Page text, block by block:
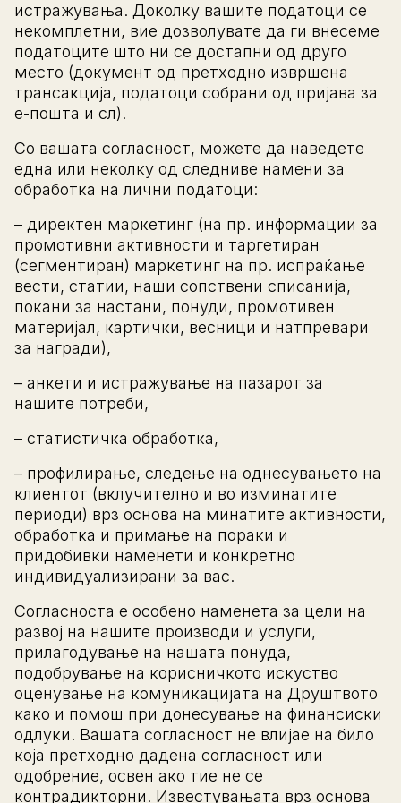
истражувања. Доколку вашите податоци се
некомплетни, вие дозволувате да ги внесеме
податоците што ни се достапни од друго
место (документ од претходно извршена
трансакција, податоци собрани од пријава за
е-пошта и сл).
Со вашата согласност, можете да наведете
една или неколку од следниве намени за
обработка на лични податоци:
– директен маркетинг (на пр. информации за
промотивни активности и таргетиран
(сегментиран) маркетинг на пр. испраќање
вести, статии, наши сопствени списанија,
покани за настани, понуди, промотивен
материјал, картички, весници и натпревари
за награди),
– анкети и истражување на пазарот за
нашите потреби,
– статистичка обработка,
– профилирање, следење на однесувањето на
клиентот (вклучително и во изминатите
периоди) врз основа на минатите активности,
обработка и примање на пораки и
придобивки наменети и конкретно
индивидуализирани за вас.
Согласноста е особено наменета за цели на
развој на нашите производи и услуги,
прилагодување на нашата понуда,
подобрување на корисничкото искуство
оценување на комуникацијата на Друштвото
како и помош при донесување на финансиски
одлуки. Вашата согласност не влијае на било
која претходно дадена согласност или
одобрение, освен ако тие не се
контрадикторни. Известувањата врз основа